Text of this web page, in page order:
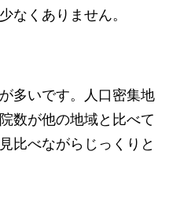
なくありません。
多いです。人口密集地
数が他の地域と比べて
比べながらじっくりと